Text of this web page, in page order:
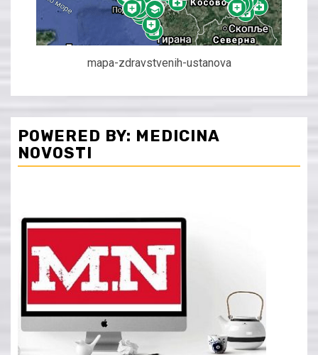
mapa-zdravstvenih-ustanova
POWERED BY: MEDICINA
NOVOSTI